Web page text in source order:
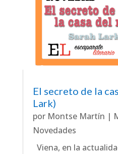
El secreto de la
Lark)
por Montse Martín |
Novedades
Viena, en la